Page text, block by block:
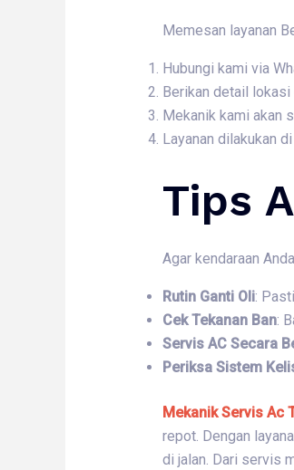
Memesan layanan
Hubungi kami via
Berikan detail lokasi
Mekanik kami akan
Layanan dilakukan
Tips
Agar kendaraan
Rutin Ganti Oli:
Cek Tekanan Ban:
Servis AC Secara
Periksa Sistem
Mekanik Servis Ac
repot. Dengan
di jalan. Dari servis